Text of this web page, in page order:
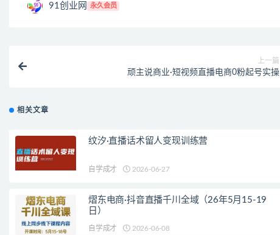
91创业网 永久会员
上一篇
顽主说商业·短视频直播电商0粉起号实操
相关文章
纹汐·直播话术留人变现训练营
自学成才 2026-06-27
熠东电商·抖音直播千川全域（26年5月15-19
日）
自学成才 2026-06-08